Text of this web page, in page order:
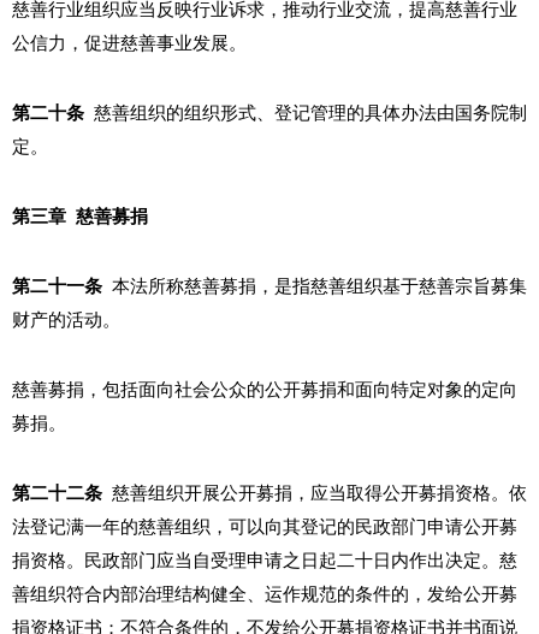
慈善行业组织应当反映行业诉求，推动行业交流，提高慈善行业
公信力，促进慈善事业发展。
第二十条 慈善组织的组织形式、登记管理的具体办法由国务院制
定。
第三章 慈善募捐
第二十一条 本法所称慈善募捐，是指慈善组织基于慈善宗旨募集
财产的活动。
慈善募捐，包括面向社会公众的公开募捐和面向特定对象的定向
募捐。
第二十二条 慈善组织开展公开募捐，应当取得公开募捐资格。依
法登记满一年的慈善组织，可以向其登记的民政部门申请公开募
捐资格。民政部门应当自受理申请之日起二十日内作出决定。慈
善组织符合内部治理结构健全、运作规范的条件的，发给公开募
捐资格证书；不符合条件的，不发给公开募捐资格证书并书面说